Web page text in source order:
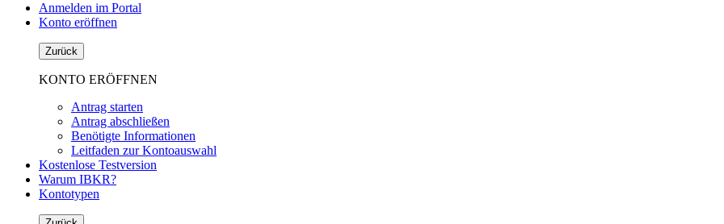
Anmelden im Portal
Konto eröffnen
Zurück
KONTO ERÖFFNEN
Antrag starten
Antrag abschließen
Benötigte Informationen
Leitfaden zur Kontoauswahl
Kostenlose Testversion
Warum IBKR?
Kontotypen